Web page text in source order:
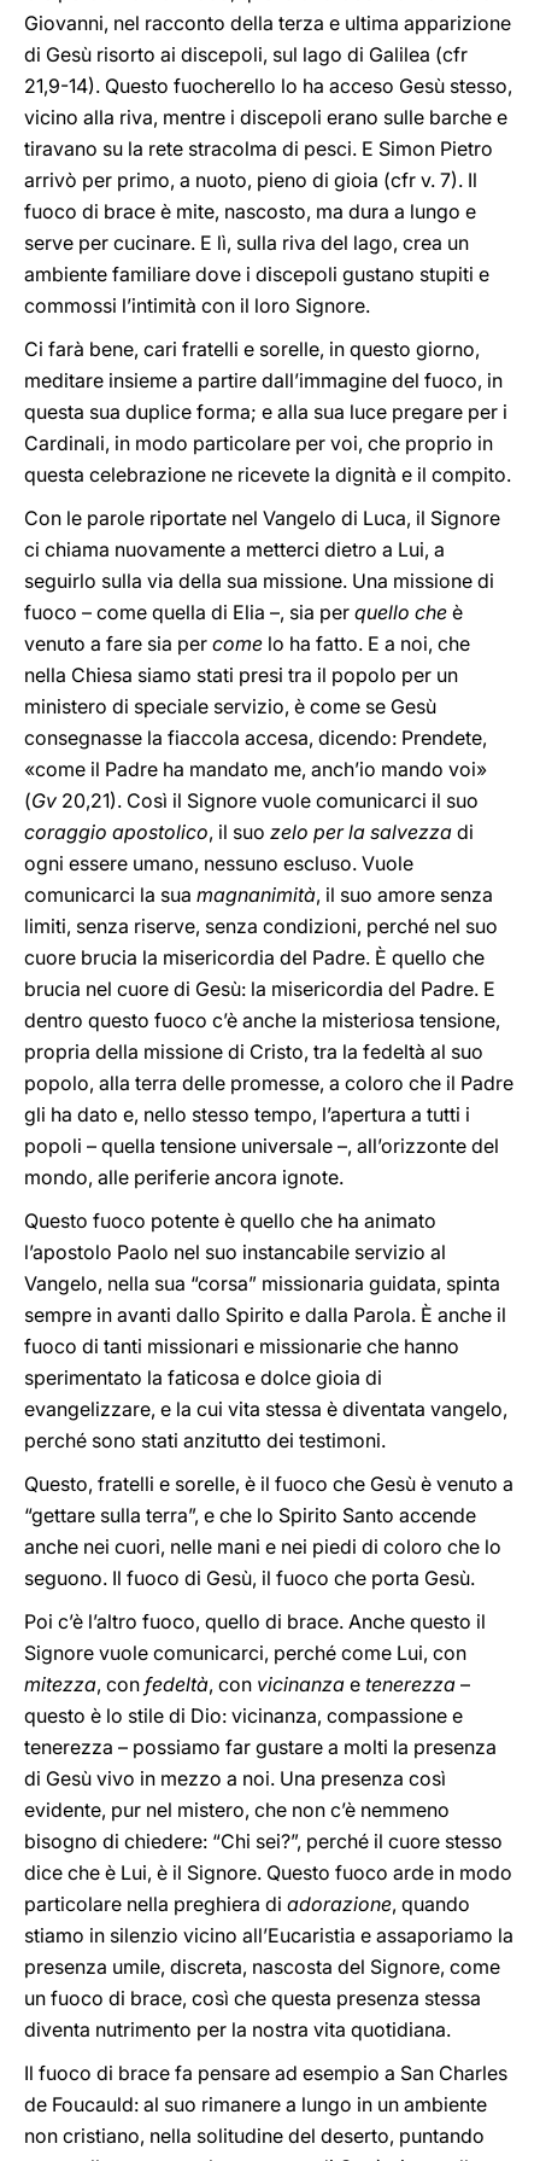
Giovanni, nel racconto della terza e ultima apparizione
di Gesù risorto ai discepoli, sul lago di Galilea (cfr
21,9-14). Questo fuocherello lo ha acceso Gesù stesso,
vicino alla riva, mentre i discepoli erano sulle barche e
tiravano su la rete stracolma di pesci. E Simon Pietro
arrivò per primo, a nuoto, pieno di gioia (cfr v. 7). Il
fuoco di brace è mite, nascosto, ma dura a lungo e
serve per cucinare. E lì, sulla riva del lago, crea un
ambiente familiare dove i discepoli gustano stupiti e
commossi l’intimità con il loro Signore.
Ci farà bene, cari fratelli e sorelle, in questo giorno,
meditare insieme a partire dall’immagine del fuoco, in
questa sua duplice forma; e alla sua luce pregare per i
Cardinali, in modo particolare per voi, che proprio in
questa celebrazione ne ricevete la dignità e il compito.
Con le parole riportate nel Vangelo di Luca, il Signore
ci chiama nuovamente a metterci dietro a Lui, a
seguirlo sulla via della sua missione. Una missione di
fuoco – come quella di Elia –, sia per quello che è
venuto a fare sia per come lo ha fatto. E a noi, che
nella Chiesa siamo stati presi tra il popolo per un
ministero di speciale servizio, è come se Gesù
consegnasse la fiaccola accesa, dicendo: Prendete,
«come il Padre ha mandato me, anch’io mando voi»
(Gv 20,21). Così il Signore vuole comunicarci il suo
coraggio apostolico, il suo zelo per la salvezza di
ogni essere umano, nessuno escluso. Vuole
comunicarci la sua magnanimità, il suo amore senza
limiti, senza riserve, senza condizioni, perché nel suo
cuore brucia la misericordia del Padre. È quello che
brucia nel cuore di Gesù: la misericordia del Padre. E
dentro questo fuoco c’è anche la misteriosa tensione,
propria della missione di Cristo, tra la fedeltà al suo
popolo, alla terra delle promesse, a coloro che il Padre
gli ha dato e, nello stesso tempo, l’apertura a tutti i
popoli – quella tensione universale –, all’orizzonte del
mondo, alle periferie ancora ignote.
Questo fuoco potente è quello che ha animato
l’apostolo Paolo nel suo instancabile servizio al
Vangelo, nella sua “corsa” missionaria guidata, spinta
sempre in avanti dallo Spirito e dalla Parola. È anche il
fuoco di tanti missionari e missionarie che hanno
sperimentato la faticosa e dolce gioia di
evangelizzare, e la cui vita stessa è diventata vangelo,
perché sono stati anzitutto dei testimoni.
Questo, fratelli e sorelle, è il fuoco che Gesù è venuto a
“gettare sulla terra”, e che lo Spirito Santo accende
anche nei cuori, nelle mani e nei piedi di coloro che lo
seguono. Il fuoco di Gesù, il fuoco che porta Gesù.
Poi c’è l’altro fuoco, quello di brace. Anche questo il
Signore vuole comunicarci, perché come Lui, con
mitezza, con fedeltà, con vicinanza e tenerezza –
questo è lo stile di Dio: vicinanza, compassione e
tenerezza – possiamo far gustare a molti la presenza
di Gesù vivo in mezzo a noi. Una presenza così
evidente, pur nel mistero, che non c’è nemmeno
bisogno di chiedere: “Chi sei?”, perché il cuore stesso
dice che è Lui, è il Signore. Questo fuoco arde in modo
particolare nella preghiera di adorazione, quando
stiamo in silenzio vicino all’Eucaristia e assaporiamo la
presenza umile, discreta, nascosta del Signore, come
un fuoco di brace, così che questa presenza stessa
diventa nutrimento per la nostra vita quotidiana.
Il fuoco di brace fa pensare ad esempio a San Charles
de Foucauld: al suo rimanere a lungo in un ambiente
non cristiano, nella solitudine del deserto, puntando